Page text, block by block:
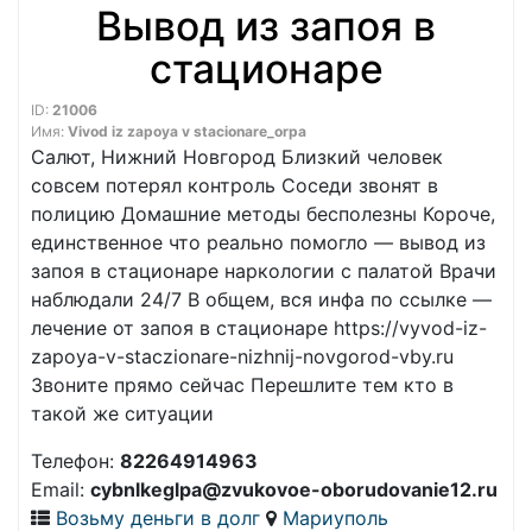
Вывод из запоя в
стационаре
ID: 21006
Имя: Vivod iz zapoya v stacionare_orpa
Салют, Нижний Новгород Близкий человек
совсем потерял контроль Соседи звонят в
полицию Домашние методы бесполезны Короче,
единственное что реально помогло — вывод из
запоя в стационаре наркологии с палатой Врачи
наблюдали 24/7 В общем, вся инфа по ссылке —
лечение от запоя в стационаре https://vyvod-iz-
zapoya-v-staczionare-nizhnij-novgorod-vby.ru
Звоните прямо сейчас Перешлите тем кто в
такой же ситуации
Телефон: 82264914963
Email: cybnlkeglpa@zvukovoe-oborudovanie12.ru
Возьму деньги в долг
Мариуполь